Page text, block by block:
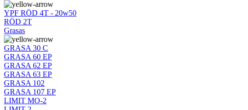
YPF RÖD 4T - 20w50
RÖD 2T
Grasas
GRASA 30 C
GRASA 60 EP
GRASA 62 EP
GRASA 63 EP
GRASA 102
GRASA 107 EP
LIMIT MO-2